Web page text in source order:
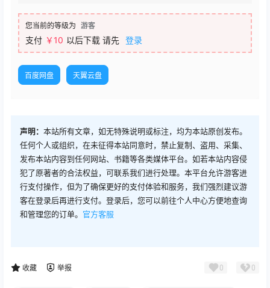
您当前的等级为 游客
支付 ￥ 10 以后下载 请先 登录
百度网盘 天翼云盘
声明： 本站所有文章，如无特殊说明或标注，均为本站原创发布。
任何个人或组织，在未征得本站同意时，禁止复制、盗用、采集、
发布本站内容到任何网站、书籍等各类媒体平台。如若本站内容侵
犯了原著者的合法权益，可联系我们进行处理。本平台允许游客进
行支付操作，但为了确保更好的支付体验和服务，我们强烈建议游
客在登录后再进行支付。登录后，您可以前往个人中心方便地查询
和管理您的订单。 官方客服
收藏 举报 0 0